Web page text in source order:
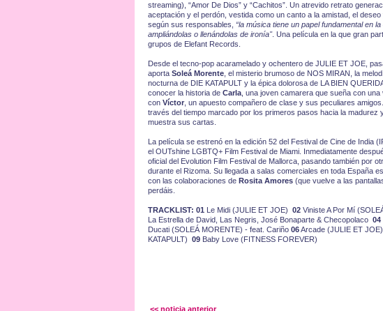
streaming), “Amor De Dios” y “Cachitos”. Un atrevido retrato
aceptación y el perdón, vestida como un canto a la amistad, el
según sus responsables, “la música tiene un papel fundamental en
ampliándolas o llenándolas de ironía". Una película en la que gran
grupos de Elefant Records.
Desde el tecno-pop acaramelado y ochentero de JULIE ET JOE,
aporta Soleá Morente, el misterio brumoso de NOS MIRAN, la
nocturna de DIE KATAPULT y la épica dolorosa de LA BIEN
conocer la historia de Carla, una joven camarera que sueña con
con Víctor, un apuesto compañero de clase y sus peculiares
través del tiempo marcado por los primeros pasos hacia la madurez
muestra sus cartas.
La película se estrenó en la edición 52 del Festival de Cine de India
el OUTshine LGBTQ+ Film Festival de Miami. Inmediatamente
oficial del Evolution Film Festival de Mallorca, pasando también por
durante el Rizoma. Su llegada a salas comerciales en toda España
con las colaboraciones de Rosita Amores(que vuelve a las
perdáis.
TRACKLIST: 01 Le Midi (JULIE ET JOE) 02Viniste A Por Mí
La Estrella de David, Las Negris, José Bonaparte & Checopolaco 04
Ducati (SOLEÁ MORENTE) - feat. Cariño 06Arcade (JULIE ET JOE)
KATAPULT) 09Baby Love (FITNESS FOREVER)
<< noticia anterior